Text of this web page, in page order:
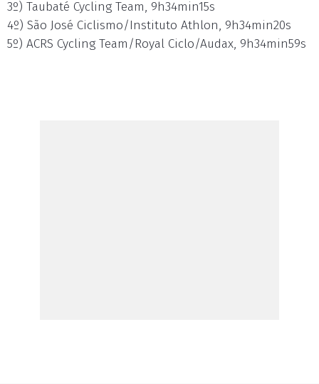
3º) Taubaté Cycling Team, 9h34min15s
4º) São José Ciclismo/Instituto Athlon, 9h34min20s
5º) ACRS Cycling Team/Royal Ciclo/Audax, 9h34min59s